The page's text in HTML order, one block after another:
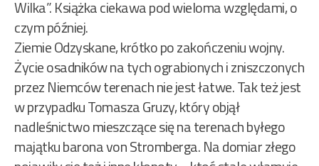
Wilka”. Książka ciekawa pod wieloma względami, o
czym później.
Ziemie Odzyskane, krótko po zakończeniu wojny.
Życie osadników na tych ograbionych i zniszczonych
przez Niemców terenach nie jest łatwe. Tak też jest
w przypadku Tomasza Gruzy, który objął
nadleśnictwo mieszczące się na terenach byłego
majątku barona von Stromberga. Na domiar złego